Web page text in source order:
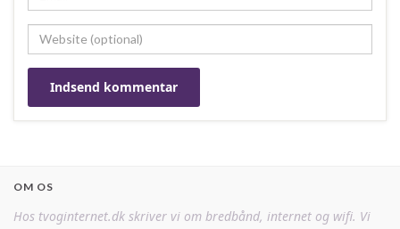
OM OS
Hos tvoginternet.dk skriver vi om bredbånd, internet og wifi. Vi